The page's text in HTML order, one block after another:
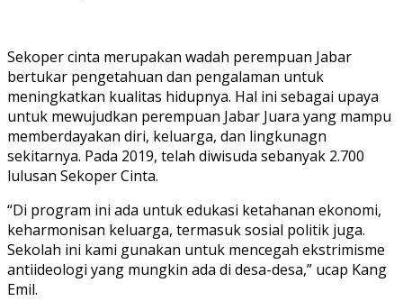
Sekoper cinta merupakan wadah perempuan Jabar
bertukar pengetahuan dan pengalaman untuk
meningkatkan kualitas hidupnya. Hal ini sebagai upaya
untuk mewujudkan perempuan Jabar Juara yang mampu
memberdayakan diri, keluarga, dan lingkunagn
sekitarnya. Pada 2019, telah diwisuda sebanyak 2.700
lulusan Sekoper Cinta.
“Di program ini ada untuk edukasi ketahanan ekonomi,
keharmonisan keluarga, termasuk sosial politik juga.
Sekolah ini kami gunakan untuk mencegah ekstrimisme
antiideologi yang mungkin ada di desa-desa,” ucap Kang
Emil.